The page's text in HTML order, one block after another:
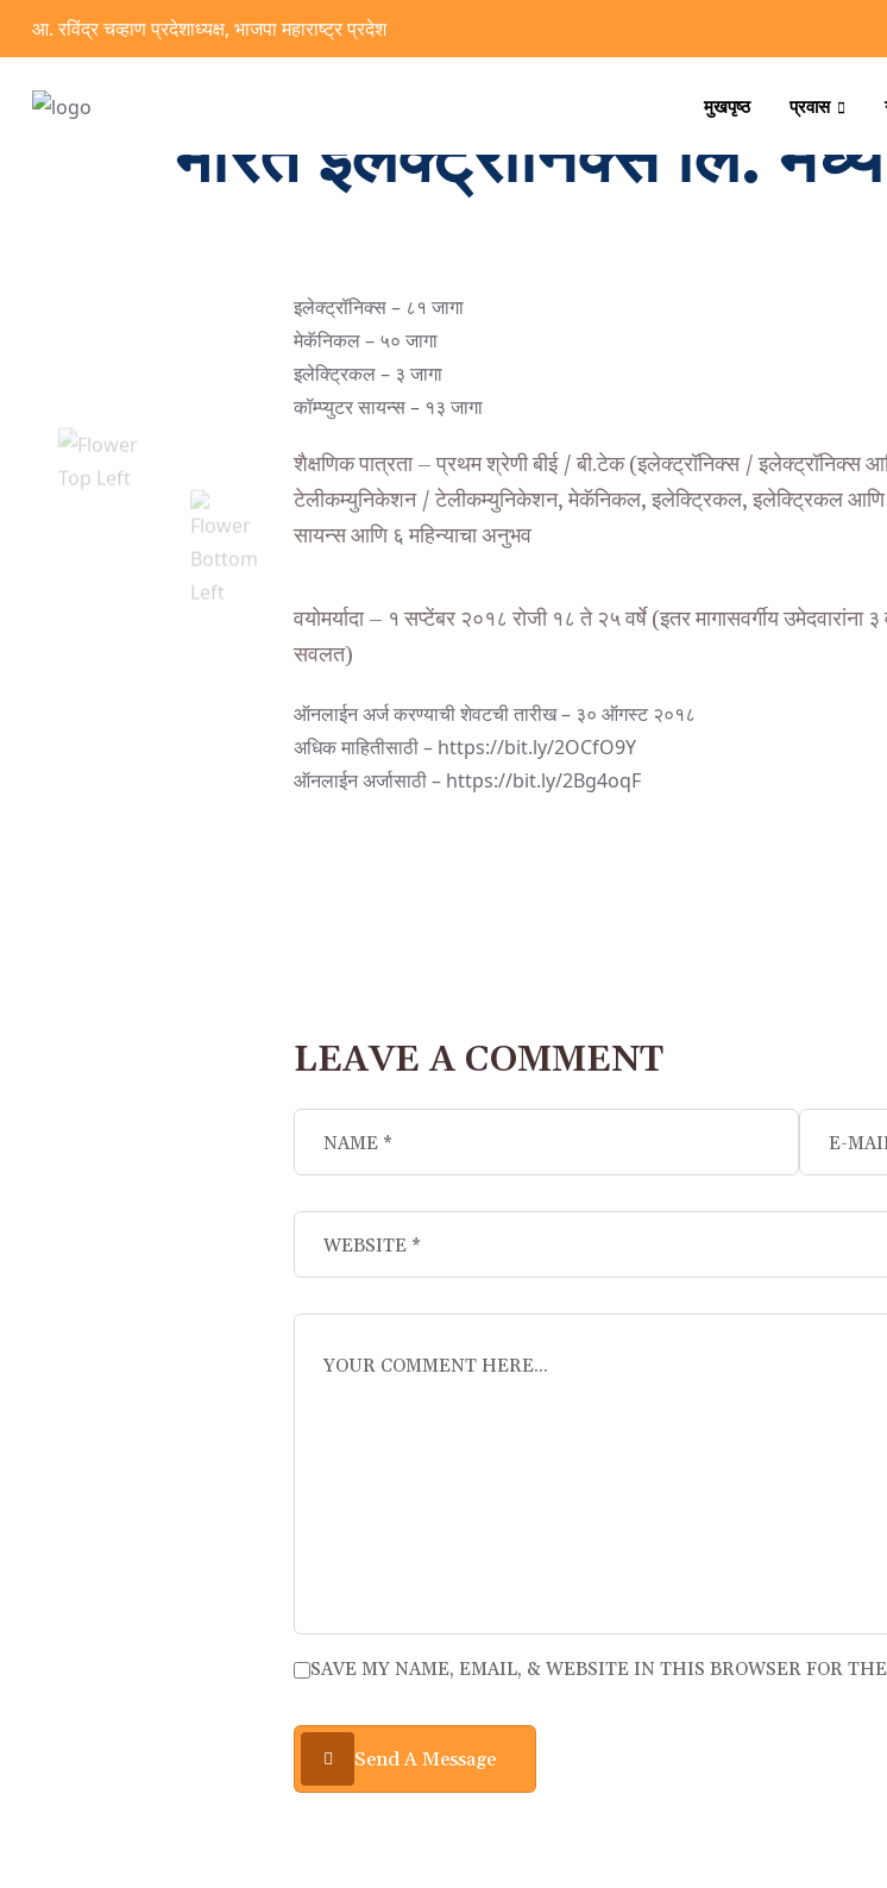
आ. रविंद्र चव्हाण प्रदेशाध्यक्ष, भाजपा महाराष्ट्र प्रदेश
मुखपृष्ठ प्रवास
भारत इलेक्ट्रॉनिक्स लि.
इलेक्ट्रॉनिक्स – ८१ जागा
मेकॅनिकल – ५० जागा
इलेक्ट्रिकल – ३ जागा
कॉम्प्युटर सायन्स – १३ जागा
शैक्षणिक पात्रता – प्रथम श्रेणी बीई / बी.टेक (इलेक्ट्रॉनिक्स /
टेलीकम्युनिकेशन / टेलीकम्युनिकेशन, मेकॅनिकल, इलेक्ट्रिकल, इलेक्ट्रिकल आणि
सायन्स आणि ६ महिन्याचा अनुभव
वयोमर्यादा – १ सप्टेंबर २०१८ रोजी १८ ते २५ वर्षे (इतर मागासवर्गीय उमेदवारांना
सवलत)
ऑनलाईन अर्ज करण्याची शेवटची तारीख – ३० ऑगस्ट २०१८
अधिक माहितीसाठी – https://bit.ly/2OCfO9Y
ऑनलाईन अर्जासाठी – https://bit.ly/2Bg4oqF
LEAVE A COMMENT
SAVE MY NAME, EMAIL, & WEBSITE IN THIS BROWSER FOR
Send A Message